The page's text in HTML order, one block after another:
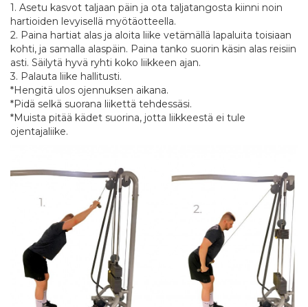
1. Asetu kasvot taljaan päin ja ota taljatangosta kiinni noin
hartioiden levyisellä myötäotteella.
2. Paina hartiat alas ja aloita liike vetämällä lapaluita toisiaan
kohti, ja samalla alaspäin. Paina tanko suorin käsin alas reisiin
asti. Säilytä hyvä ryhti koko liikkeen ajan.
3. Palauta liike hallitusti.
*Hengitä ulos ojennuksen aikana.
*Pidä selkä suorana liikettä tehdessäsi.
*Muista pitää kädet suorina, jotta liikkeestä ei tule
ojentajaliike.